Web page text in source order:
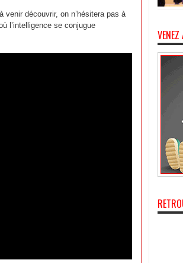
venir découvrir, on n’hésitera pas à
l’intelligence se conjugue
VENEZ